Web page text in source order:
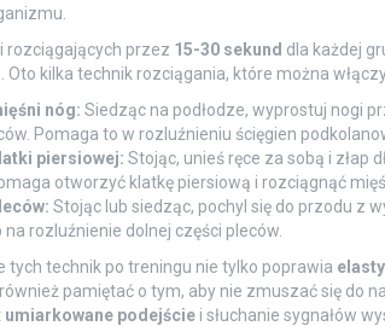
rozciągających przez 15-30 sekund dla każdej
Oto kilka technik rozciągania, które można
nóg: Siedząc na podłodze, wyprostuj nogi
Pomaga to w rozluźnieniu ścięgien
piersiowej: Stojąc, unieś ręce za sobą i złap
otworzyć klatkę piersiową i rozciągnąć
Stojąc lub siedząc, pochyl się do przodu z
rozluźnienie dolnej części pleców.
tych technik po treningu nie tylko poprawia
również pamiętać o tym, aby nie zmuszać się do
umiarkowane podejściei słuchanie sygnałów